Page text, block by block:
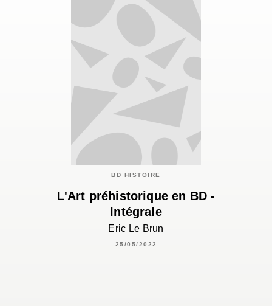
BD HISTOIRE
L'Art préhistorique en BD -
Intégrale
Eric Le Brun
25/05/2022